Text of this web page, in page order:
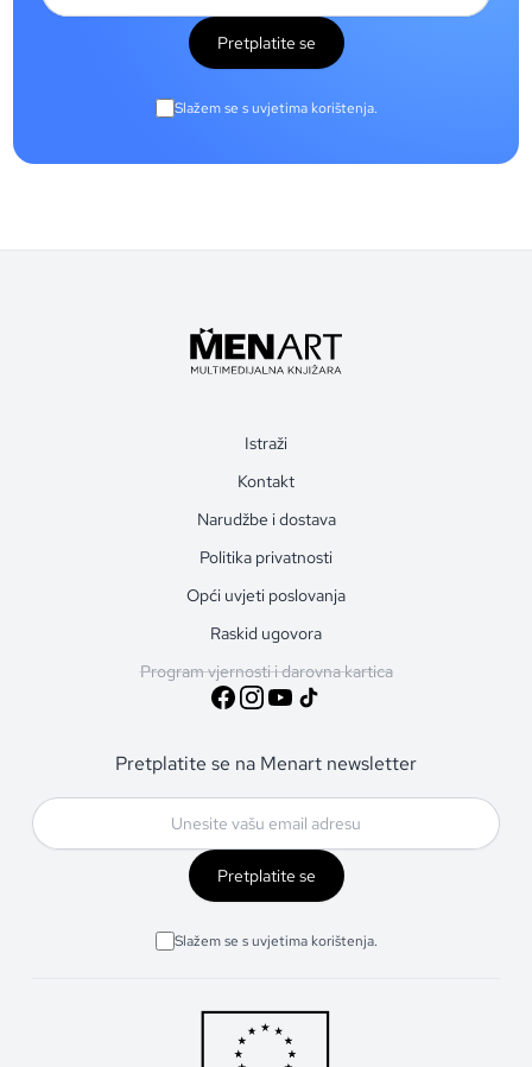
Pretplatite se
Slažem se s uvjetima korištenja.
Istraži
Kontakt
Narudžbe i dostava
Politika privatnosti
Opći uvjeti poslovanja
Raskid ugovora
Program vjernosti i darovna kartica
Pretplatite se na Menart newsletter
Pretplatite se
Slažem se s uvjetima korištenja.